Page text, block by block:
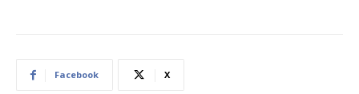
Facebook X